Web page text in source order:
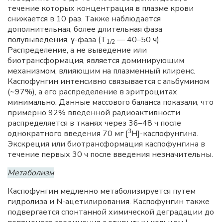
течение которых концентрация в плазме крови
снижается в 10 раз. Также наблюдается
дополнительная, более длительная фаза
полувыведения, γ-фаза (T1/2 — 40–50 ч).
Распределение, а не выведение или
биотрансформация, является доминирующим
механизмом, влияющим на плазменный клиренс.
Каспофунгин интенсивно связывается с альбумином
(~97%), а его распределение в эритроцитах
минимально. Данные массового баланса показали, что
примерно 92% введенной радиоактивности
распределяется в тканях через 36–48 ч после
однократного введения 70 мг [3H]-каспофунгина.
Экскреция или биотрансформация каспофунгина в
течение первых 30 ч после введения незначительны.
Метаболизм
Каспофунгин медленно метаболизируется путем
гидролиза и N-ацетилирования. Каспофунгин также
подвергается спонтанной химической деградации до